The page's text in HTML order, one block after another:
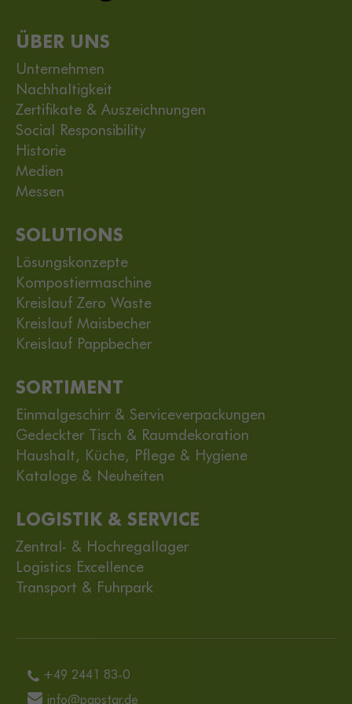
ÜBER UNS
Unternehmen
Nachhaltigkeit
Zertifikate & Auszeichnungen
Social Responsibility
Historie
Medien
Messen
SOLUTIONS
Lösungskonzepte
Kompostiermaschine
Kreislauf Zero Waste
Kreislauf Maisbecher
Kreislauf Pappbecher
SORTIMENT
Einmalgeschirr & Serviceverpackungen
Gedeckter Tisch & Raumdekoration
Haushalt, Küche, Pflege & Hygiene
Kataloge & Neuheiten
LOGISTIK & SERVICE
Zentral- & Hochregallager
Logistics Excellence
Transport & Fuhrpark
+49 2441 83-0
info@papstar.de